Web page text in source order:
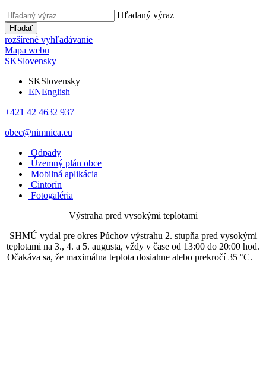
Hľadaný výraz
Hľadať
rozšírené vyhľadávanie
Mapa webu
SKSlovensky
SKSlovensky
ENEnglish
+421 42 4632 937
obec@nimnica.eu
Odpady
Územný plán obce
Mobilná aplikácia
Cintorín
Fotogaléria
Výstraha pred vysokými teplotami
SHMÚ vydal pre okres Púchov výstrahu 2. stupňa pred vysokými
teplotami na 3., 4. a 5. augusta, vždy v čase od 13:00 do 20:00 hod.
Očakáva sa, že maximálna teplota dosiahne alebo prekročí 35 °C.